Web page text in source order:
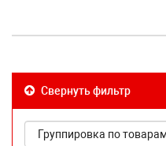
Свернуть фильтр